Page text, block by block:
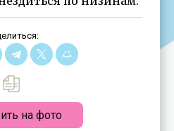
на фото